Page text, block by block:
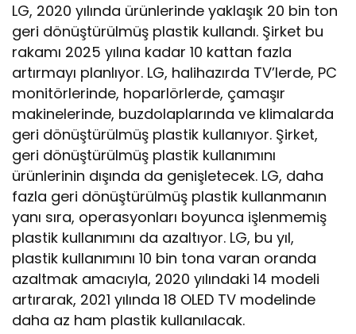
LG, 2020 yılında ürünlerinde yaklaşık 20 bin ton
geri dönüştürülmüş plastik kullandı. Şirket bu
rakamı 2025 yılına kadar 10 kattan fazla
artırmayı planlıyor. LG, halihazırda TV’lerde, PC
monitörlerinde, hoparlörlerde, çamaşır
makinelerinde, buzdolaplarında ve klimalarda
geri dönüştürülmüş plastik kullanıyor. Şirket,
geri dönüştürülmüş plastik kullanımını
ürünlerinin dışında da genişletecek. LG, daha
fazla geri dönüştürülmüş plastik kullanmanın
yanı sıra, operasyonları boyunca işlenmemiş
plastik kullanımını da azaltıyor. LG, bu yıl,
plastik kullanımını 10 bin tona varan oranda
azaltmak amacıyla, 2020 yılındaki 14 modeli
artırarak, 2021 yılında 18 OLED TV modelinde
daha az ham plastik kullanılacak.